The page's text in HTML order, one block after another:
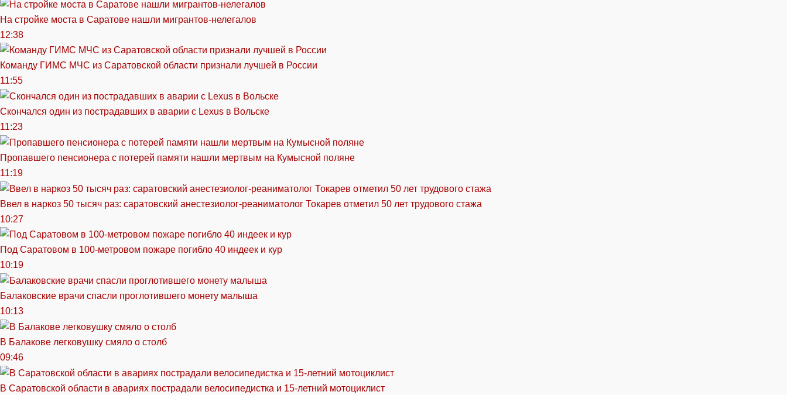
На стройке моста в Саратове нашли мигрантов-нелегалов
12:38
Команду ГИМС МЧС из Саратовской области признали лучшей в России
11:55
Скончался один из пострадавших в аварии c Lexus в Вольске
11:23
Пропавшего пенсионера с потерей памяти нашли мертвым на Кумысной поляне
11:19
Ввел в наркоз 50 тысяч раз: саратовский анестезиолог-реаниматолог Токарев отметил 50 лет трудового стажа
10:27
Под Саратовом в 100-метровом пожаре погибло 40 индеек и кур
10:19
Балаковские врачи спасли проглотившего монету малыша
10:13
В Балакове легковушку смяло о столб
09:46
В Саратовской области в авариях пострадали велосипедистка и 15-летний мотоциклист